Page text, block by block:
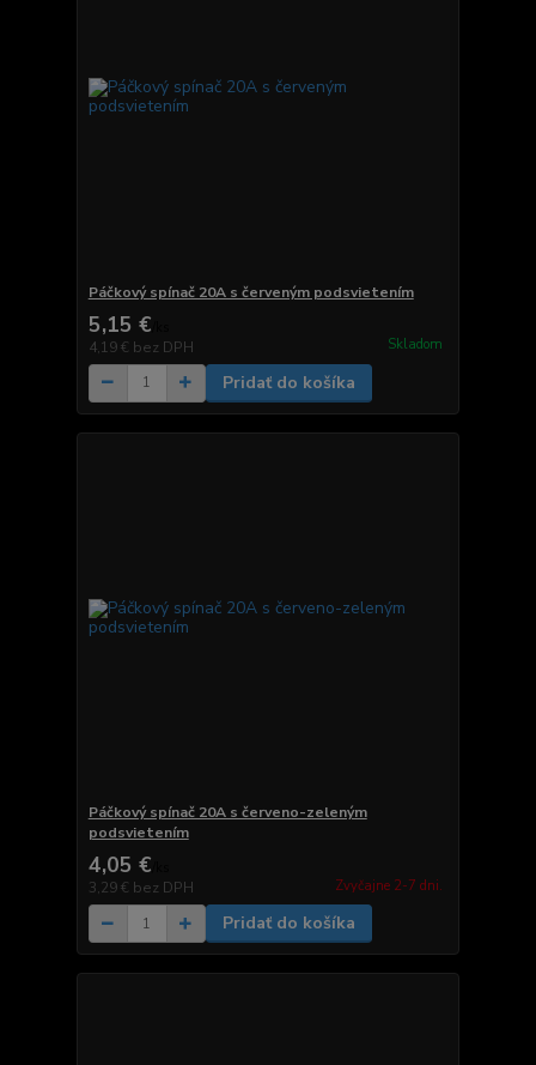
Páčkový spínač 20A s červeným podsvietením
5,15 €
4,19 € bez DPH Skladom
Pridať do košíka
Páčkový spínač 20A s červeno-zeleným
podsvietením
4,05 €
3,29 € bez DPH Zvyčajne 2-7 dni.
Pridať do košíka